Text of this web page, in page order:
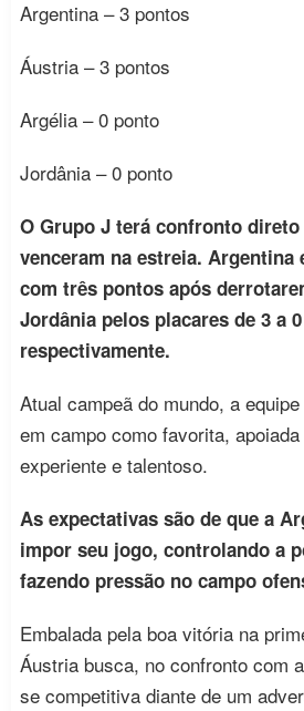
Argentina – 3 pontos
Áustria – 3 pontos
Argélia – 0 ponto
Jordânia – 0 ponto
O Grupo J terá confronto
venceram na estreia. Argentina
com três pontos após
Jordânia pelos placares de 3 a
respectivamente.
Atual campeã do mundo, a
em campo como favorita,
experiente e talentoso.
As expectativas são de que a
impor seu jogo, controlando a
fazendo pressão no campo
Embalada pela boa vitória na
Áustria busca, no confronto com
se competitiva diante de um